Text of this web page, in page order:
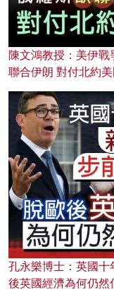
陳文鴻教授：美伊戰
聯合伊朗 對付北約美
孔永樂博士：英國
後英國經濟為何仍然